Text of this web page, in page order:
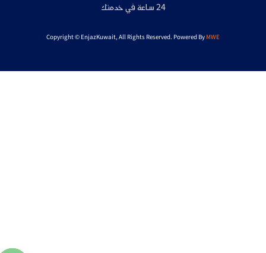
Copyright © EnjazKuwait, All Rights Reserved. Powered ByMWE